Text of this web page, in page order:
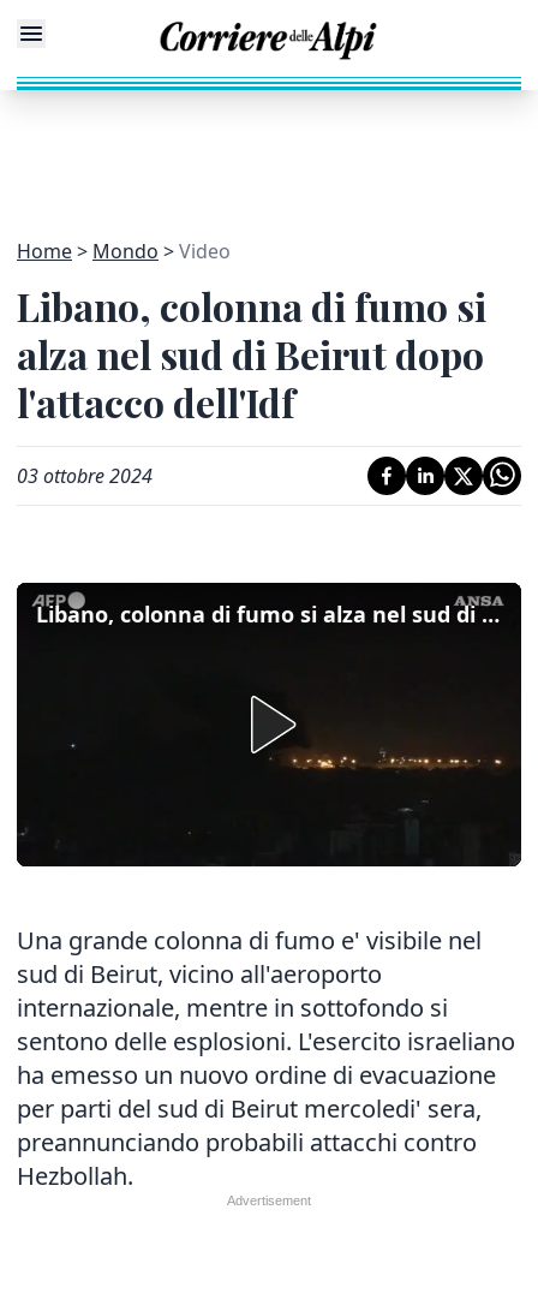
Home Mondo Video
Libano, colonna di fumo si
alza nel sud di Beirut dopo
l'attacco dell'Idf
03 ottobre 2024
Libano, colonna di fumo si alza nel sud di Beirut dopo l'attacco dell'Idf
Una grande colonna di fumo e' visibile nel
sud di Beirut, vicino all'aeroporto
internazionale, mentre in sottofondo si
sentono delle esplosioni. L'esercito israeliano
ha emesso un nuovo ordine di evacuazione
per parti del sud di Beirut mercoledi' sera,
preannunciando probabili attacchi contro
Hezbollah.